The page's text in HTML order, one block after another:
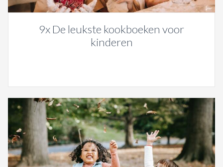
9x De leukste kookboeken voor
kinderen